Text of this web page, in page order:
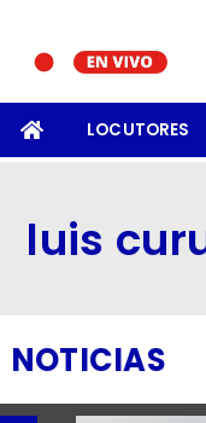
LOCUTORES
luis
NOTICIAS